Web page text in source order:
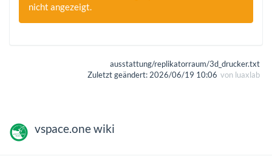
nicht angezeigt.
ausstattung/replikatorraum/3d_drucker.txt
Zuletzt geändert: 2026/06/19 10:06 von luaxlab
vspace.one wiki